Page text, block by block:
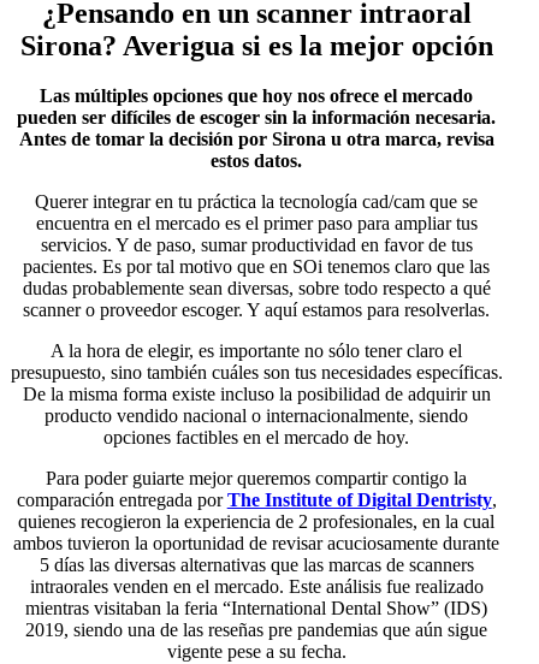
¿Pensando en un scanner intraoral
Sirona? Averigua si es la mejor opción
Las múltiples opciones que hoy nos ofrece el mercado
pueden ser difíciles de escoger sin la información necesaria.
Antes de tomar la decisión por Sirona u otra marca, revisa
estos datos.
Querer integrar en tu práctica la tecnología cad/cam que se
encuentra en el mercado es el primer paso para ampliar tus
servicios. Y de paso, sumar productividad en favor de tus
pacientes. Es por tal motivo que en SOi tenemos claro que las
dudas probablemente sean diversas, sobre todo respecto a qué
scanner o proveedor escoger. Y aquí estamos para resolverlas.
A la hora de elegir, es importante no sólo tener claro el
presupuesto, sino también cuáles son tus necesidades específicas.
De la misma forma existe incluso la posibilidad de adquirir un
producto vendido nacional o internacionalmente, siendo
opciones factibles en el mercado de hoy.
Para poder guiarte mejor queremos compartir contigo la
comparación entregada porThe Institute of Digital Dentristy,
quienes recogieron la experiencia de 2 profesionales, en la cual
ambos tuvieron la oportunidad de revisar acuciosamente durante
5 días las diversas alternativas que las marcas de scanners
intraorales venden en el mercado. Este análisis fue realizado
mientras visitaban la feria “International Dental Show” (IDS)
2019, siendo una de las reseñas pre pandemias que aún sigue
vigente pese a su fecha.